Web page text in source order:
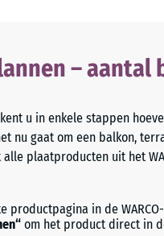
– aantal
u in enkele stappen
nu gaat om een balkon,
plaatproducten uit het
productpagina in de
om het product direct in